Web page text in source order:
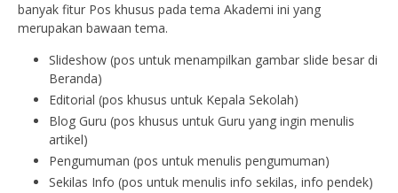
banyak fitur Pos khusus pada tema Akademi ini yang
merupakan bawaan tema.
Slideshow (pos untuk menampilkan gambar slide besar di
Beranda)
Editorial (pos khusus untuk Kepala Sekolah)
Blog Guru (pos khusus untuk Guru yang ingin menulis
artikel)
Pengumuman (pos untuk menulis pengumuman)
Sekilas Info (pos untuk menulis info sekilas, info pendek)